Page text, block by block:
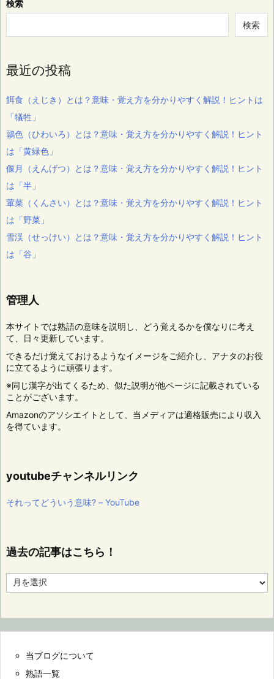
検索
検索
最近の投稿
餌食（えじき）とは？意味・覚え方を分かりやすく解説！ヒントは
「犠牲」
鶸色（ひわいろ）とは？意味・覚え方を分かりやすく解説！ヒント
は「黄緑色」
偃月（えんげつ）とは？意味・覚え方を分かりやすく解説！ヒント
は「半」
葷菜（くんさい）とは？意味・覚え方を分かりやすく解説！ヒント
は「野菜」
雪渓（せっけい）とは？意味・覚え方を分かりやすく解説！ヒント
は「谷」
管理人
本サイトでは熟語の意味を説明し、どう覚えるかを僕なりに考え
て、日々更新しています。
できるだけ覚えておけるようなイメージをご紹介し、アナタのお役
に立てるように頑張ります。
※同じ漢字が出てくるため、似た説明が他ページに記載されている
ことがございます。
Amazonのアソシエイトとして、当メディアは適格販売により収入
を得ています。
youtubeチャンネルリンク
それってどういう意味? – YouTube
過去の記事はこちら！
去
ら！
当ブログについて
熟語一覧